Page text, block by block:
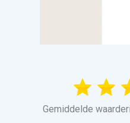
Gemiddelde